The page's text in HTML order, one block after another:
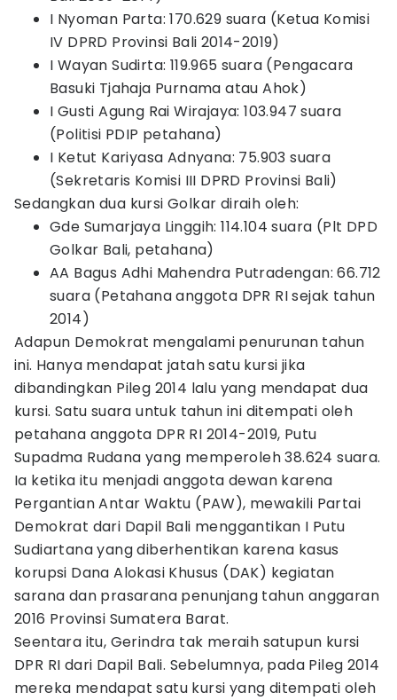
I Nyoman Parta: 170.629 suara (Ketua Komisi
IV DPRD Provinsi Bali 2014-2019)
I Wayan Sudirta: 119.965 suara (Pengacara
Basuki Tjahaja Purnama atau Ahok)
I Gusti Agung Rai Wirajaya: 103.947 suara
(Politisi PDIP petahana)
I Ketut Kariyasa Adnyana: 75.903 suara
(Sekretaris Komisi III DPRD Provinsi Bali)
Sedangkan dua kursi Golkar diraih oleh:
Gde Sumarjaya Linggih: 114.104 suara (Plt DPD
Golkar Bali, petahana)
AA Bagus Adhi Mahendra Putradengan: 66.712
suara (Petahana anggota DPR RI sejak tahun
2014)
Adapun Demokrat mengalami penurunan tahun
ini. Hanya mendapat jatah satu kursi jika
dibandingkan Pileg 2014 lalu yang mendapat dua
kursi. Satu suara untuk tahun ini ditempati oleh
petahana anggota DPR RI 2014-2019, Putu
Supadma Rudana yang memperoleh 38.624 suara.
Ia ketika itu menjadi anggota dewan karena
Pergantian Antar Waktu (PAW), mewakili Partai
Demokrat dari Dapil Bali menggantikan I Putu
Sudiartana yang diberhentikan karena kasus
korupsi Dana Alokasi Khusus (DAK) kegiatan
sarana dan prasarana penunjang tahun anggaran
2016 Provinsi Sumatera Barat.
Seentara itu, Gerindra tak meraih satupun kursi
DPR RI dari Dapil Bali. Sebelumnya, pada Pileg 2014
mereka mendapat satu kursi yang ditempati oleh